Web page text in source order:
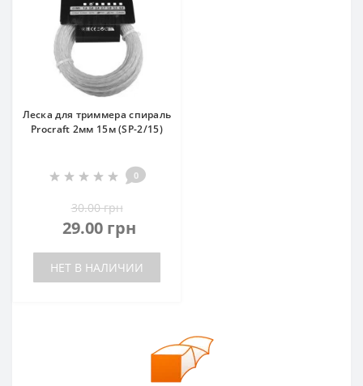
Леска для триммера спираль
Procraft 2мм 15м (SP-2/15)
0
30.00 грн
29.00 грн
НЕТ В НАЛИЧИИ